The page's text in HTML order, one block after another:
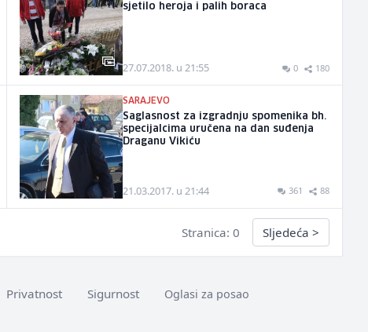
sjetilo heroja i palih boraca
27.07.2018. u 21:55 0 180
SARAJEVO
Saglasnost za izgradnju spomenika bh.
specijalcima uručena na dan suđenja
Draganu Vikiću
21.03.2017. u 21:44 361 88
Stranica: 0 Sljedeća >
Privatnost Sigurnost Oglasi za posao